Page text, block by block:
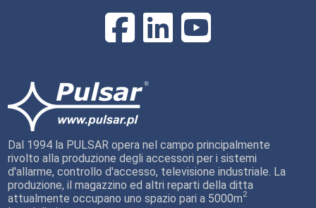
Dal 1994 la PULSAR opera nel campo principalmente
rivolto alla produzione degli accessori per i sistemi
d'allarme, controllo d'accesso, televisione industriale. La
produzione, il magazzino ed altri reparti della ditta
attualmente occupano uno spazio pari a 5000m2